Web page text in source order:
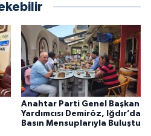
Anahtar Parti Genel Başkan
Yardımcısı Demiröz, Iğdır’da
Basın Mensuplarıyla Buluştu